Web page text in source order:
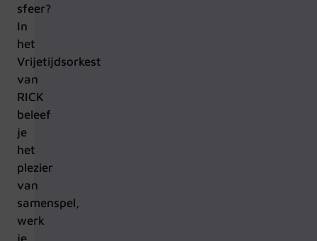
sfeer?
In
het
Vrijetijdsorkest
van
RICK
beleef
je
het
plezier
van
samenspel,
werk
je